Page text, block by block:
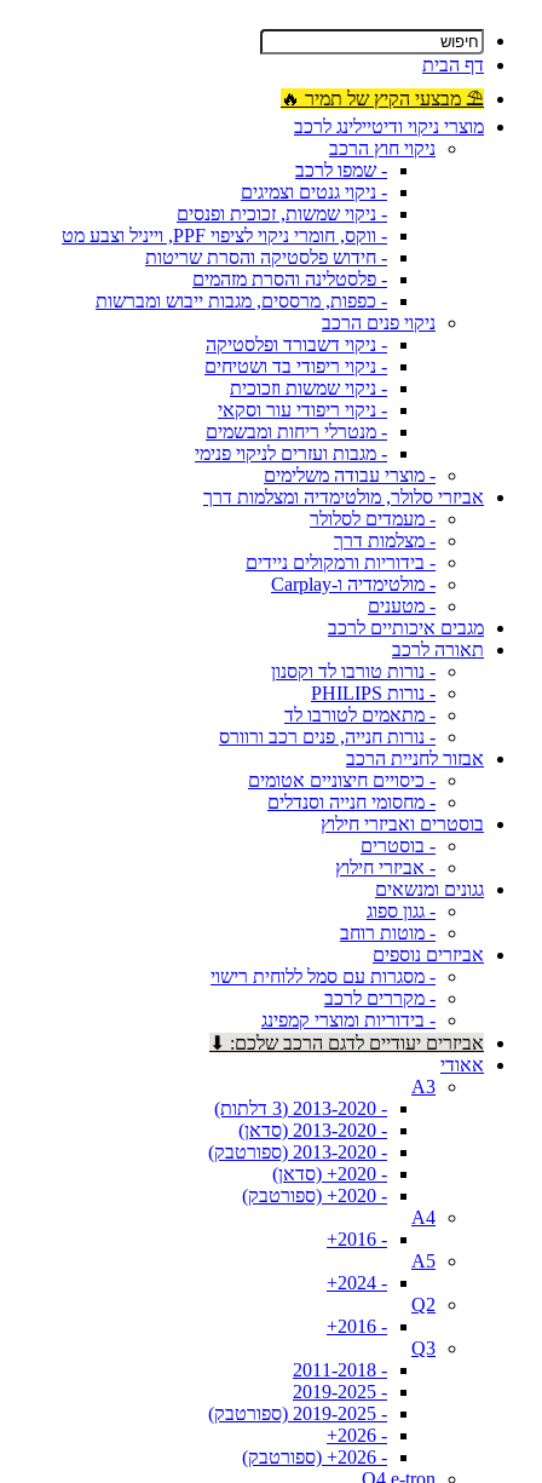
דף הבית
⛱ מבצעי הקיץ של תמיר 🔥
מוצרי ניקוי ודיטיילינג לרכב
ניקוי חוץ הרכב
- שמפו לרכב
- ניקוי גנטים וצמיגים
- ניקוי שמשות, זכוכית ופנסים
- ווקס, חומרי ניקוי לציפוי PPF, וייניל וצבע מט
- חידוש פלסטיקה והסרת שריטות
- פלסטלינה והסרת מזהמים
- כפפות, מרססים, מגבות ייבוש ומברשות
ניקוי פנים הרכב
- ניקוי דשבורד ופלסטיקה
- ניקוי ריפודי בד ושטיחים
- ניקוי שמשות וזכוכית
- ניקוי ריפודי עור וסקאי
- מנטרלי ריחות ומבשמים
- מגבות ועזרים לניקוי פנימי
- מוצרי עבודה משלימים
אביזרי סלולר, מולטימדיה ומצלמות דרך
- מעמדים לסלולר
- מצלמות דרך
- בידוריות ורמקולים ניידים
- מולטימדיה ו-Carplay
- מטענים
מגבים איכותיים לרכב
תאורה לרכב
- נורות טורבו לד וקסנון
- נורות PHILIPS
- מתאמים לטורבו לד
- נורות חנייה, פנים רכב ורוורס
אבזור לחניית הרכב
- כיסויים חיצוניים אטומים
- מחסומי חנייה וסנדלים
בוסטרים ואביזרי חילוץ
- בוסטרים
- אביזרי חילוץ
גגונים ומנשאים
- גגון ספוג
- מוטות רוחב
אביזרים נוספים
- מסגרות עם סמל ללוחית רישוי
- מקררים לרכב
- בידוריות ומוצרי קמפינג
אביזרים יעודיים לדגם הרכב שלכם: ⬇
אאודי
A3
- 2013-2020 (3 דלתות)
- 2013-2020 (סדאן)
- 2013-2020 (ספורטבק)
- 2020+ (סדאן)
- 2020+ (ספורטבק)
A4
- 2016+
A5
- 2024+
Q2
- 2016+
Q3
- 2011-2018
- 2019-2025
- 2019-2025 (ספורטבק)
- 2026+
- 2026+ (ספורטבק)
Q4 e-tron